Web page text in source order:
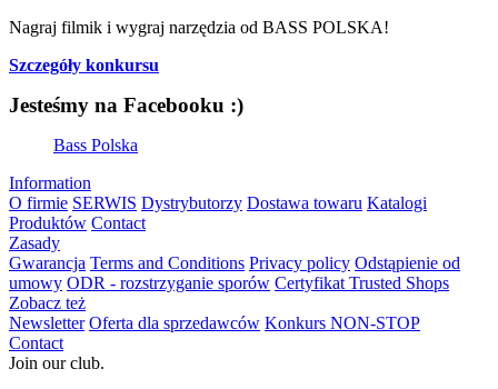
Nagraj filmik i wygraj narzędzia od BASS POLSKA!
Szczegóły konkursu
Jesteśmy na Facebooku :)
Bass Polska
Information
O firmie SERWIS Dystrybutorzy Dostawa towaru Katalogi
Produktów Contact
Zasady
Gwarancja Terms and Conditions Privacy policy Odstąpienie od
umowy ODR - rozstrzyganie sporów Certyfikat Trusted Shops
Zobacz też
Newsletter Oferta dla sprzedawców Konkurs NON-STOP
Contact
Join our club.